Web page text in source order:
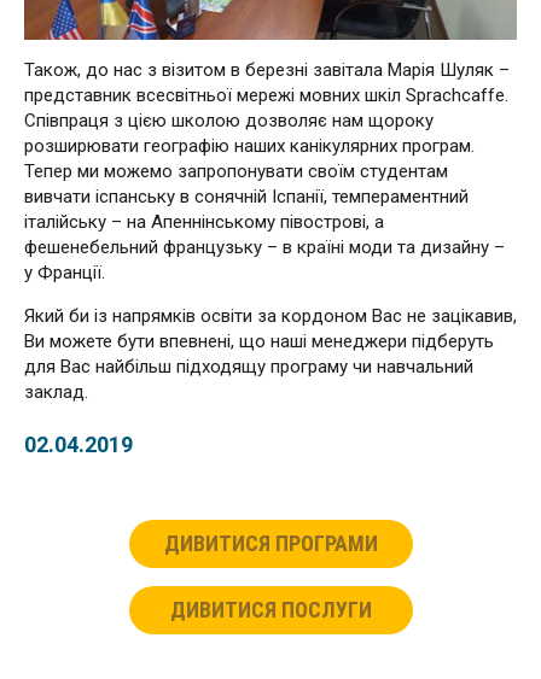
Також, до нас з візитом в березні завітала Марія Шуляк –
представник всесвітньої мережі мовних шкіл Sprachcaffe.
Співпраця з цією школою дозволяє нам щороку
розширювати географію наших канікулярних програм.
Тепер ми можемо запропонувати своїм студентам
вивчати іспанську в сонячній Іспанії, темпераментний
італійську – на Апеннінському півострові, а
фешенебельний французьку – в країні моди та дизайну –
у Франції.
Який би із напрямків освіти за кордоном Вас не зацікавив,
Ви можете бути впевнені, що наші менеджери підберуть
для Вас найбільш підходящу програму чи навчальний
заклад.
02.04.2019
ДИВИТИСЯ ПРОГРАМИ
ДИВИТИСЯ ПОСЛУГИ